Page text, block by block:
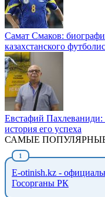
Самат Смаков:
казахстанского
Евстафий
история его успеха
САМЫЕ ПОПУЛЯРНЫЕ
E-otinish.kz -
Госорганы РК